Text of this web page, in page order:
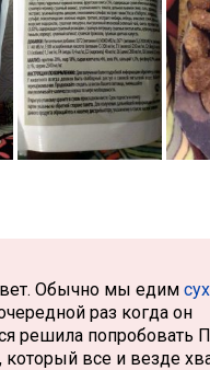
Обычно мы едим
раз когда он
решила попробовать
который все и везде